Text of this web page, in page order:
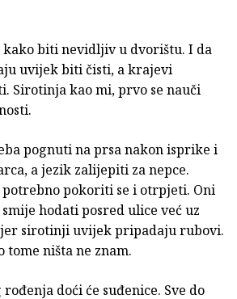
kako biti nevidljiv u dvorištu. I da
uvijek biti čisti, a krajevi
Sirotinja kao mi, prvo se nauči
pognuti na prsa nakon isprike i
a jezik zalijepiti za nepce.
potrebno pokoriti se i otrpjeti. Oni
hodati posred ulice već uz
sirotinji uvijek pripadaju rubovi.
tome ništa ne znam.
doći će suđenice. Sve do